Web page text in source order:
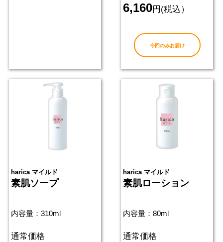
6,160円(税込）
今回のみお届け
harica マイルド
素肌ソープ
内容量：310ml
通常価格
harica マイルド
素肌ローション
内容量：80ml
通常価格